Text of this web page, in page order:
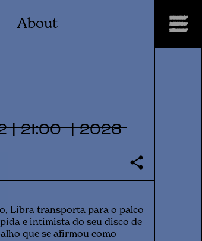
About
| 21:00 | 2026
Libra transporta para o palco
e intimista do seu disco de
que se afirmou como